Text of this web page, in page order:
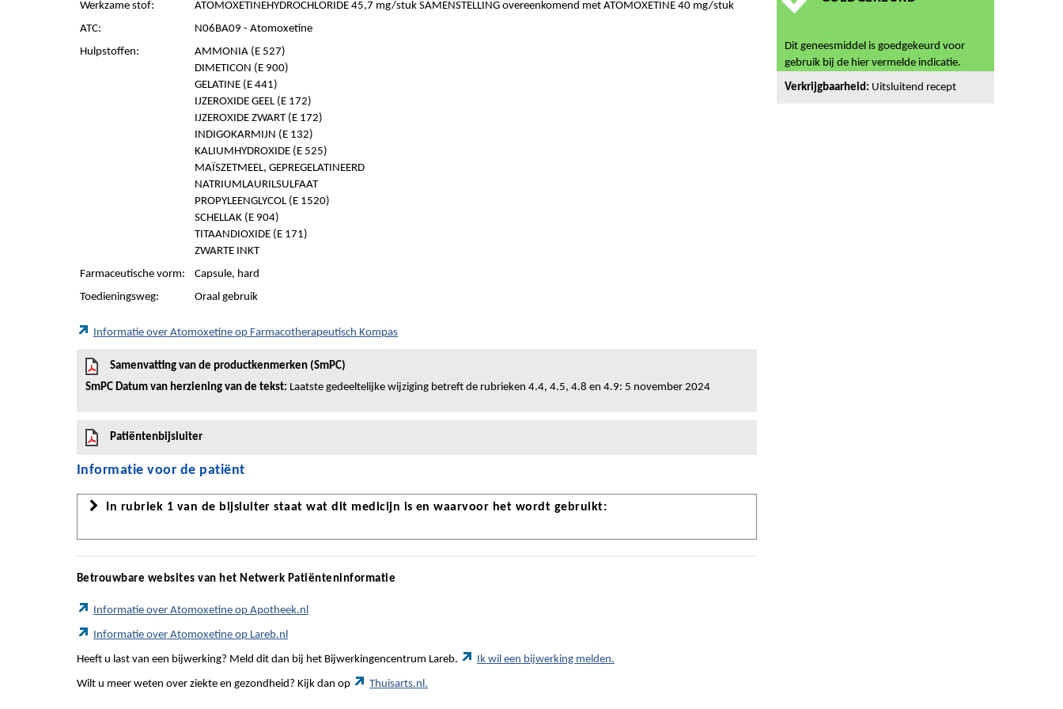
Werkzame stof:
ATOMOXETINEHYDROCHLORIDE 45,7 mg/stuk SAMENSTELLING overeenkomend met ATOMOXETINE 40 mg/stuk
ATC:
N06BA09 - Atomoxetine
Hulpstoffen:
AMMONIA (E 527)
DIMETICON (E 900)
GELATINE (E 441)
IJZEROXIDE GEEL (E 172)
IJZEROXIDE ZWART (E 172)
INDIGOKARMIJN (E 132)
KALIUMHYDROXIDE (E 525)
MAÏSZETMEEL, GEPREGELATINEERD
NATRIUMLAURILSULFAAT
PROPYLEENGLYCOL (E 1520)
SCHELLAK (E 904)
TITAANDIOXIDE (E 171)
ZWARTE INKT
Farmaceutische vorm:
Capsule, hard
Toedieningsweg:
Oraal gebruik
Informatie over Atomoxetine op Farmacotherapeutisch Kompas
Samenvatting van de productkenmerken (SmPC)
SmPC Datum van herziening van de tekst: Laatste gedeeltelijke wijziging betreft de rubrieken 4.4, 4.5, 4.8 en 4.9: 5 november 2024
Patiëntenbijsluiter
Informatie voor de patiënt
In rubriek 1 van de bijsluiter staat wat dit medicijn is en waarvoor het wordt gebruikt:
Betrouwbare websites van het Netwerk Patiënteninformatie
Informatie over Atomoxetine op Apotheek.nl
Informatie over Atomoxetine op Lareb.nl
Heeft u last van een bijwerking? Meld dit dan bij het Bijwerkingencentrum Lareb. Ik wil een bijwerking melden.
Wilt u meer weten over ziekte en gezondheid? Kijk dan op Thuisarts.nl.
Dit geneesmiddel is goedgekeurd voor
gebruik bij de hier vermelde indicatie.
Verkrijgbaarheid: Uitsluitend recept